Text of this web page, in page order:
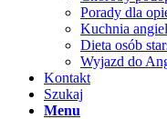
Porady dla
Kuchnia
Dieta osób
Wyjazd do
Kontakt
Szukaj
Menu